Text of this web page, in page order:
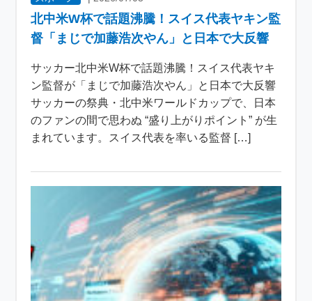
北中米W杯で話題沸騰！スイス代表ヤキン監
督「まじで加藤浩次やん」と日本で大反響
サッカー北中米W杯で話題沸騰！スイス代表ヤキ
ン監督が「まじで加藤浩次やん」と日本で大反響
サッカーの祭典・北中米ワールドカップで、日本
のファンの間で思わぬ “盛り上がりポイント” が生
まれています。スイス代表を率いる監督 […]